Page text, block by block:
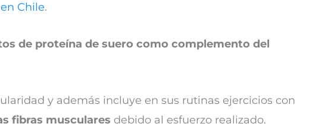
Chile.
de proteína de suero como complemento del
y además incluye en sus rutinas ejercicios con
fibras musculares debido al esfuerzo realizado.